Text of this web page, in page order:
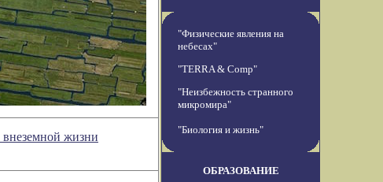
жизни
"Физические явления на
небесах"
"TERRA & Comp"
"Неизбежность странного
микромира"
"Биология и жизнь"
ОБРАЗОВАНИЕ